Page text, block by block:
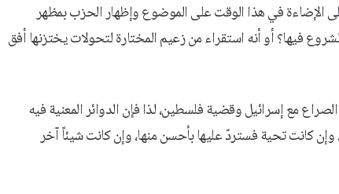
الإضاءة في هذا الوقت على الموضوع وإظهار الحزب بمظهر
فيها؟ أو أنه استقراء من زعيم المختارة لتحولات يختزنها أفق
مع إسرائيل وقضية فلسطين، لذا فإن الدوائر المعنية فيه
وإن كانت تحية فستردّ عليها بأحسن منها، وإن كانت شيئاً آخر